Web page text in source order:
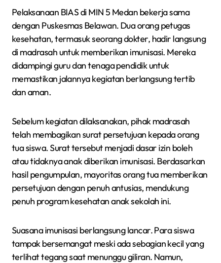
Pelaksanaan BIAS di MIN 5 Medan bekerja sama
dengan Puskesmas Belawan. Dua orang petugas
kesehatan, termasuk seorang dokter, hadir langsung
di madrasah untuk memberikan imunisasi. Mereka
didampingi guru dan tenaga pendidik untuk
memastikan jalannya kegiatan berlangsung tertib
dan aman.
Sebelum kegiatan dilaksanakan, pihak madrasah
telah membagikan surat persetujuan kepada orang
tua siswa. Surat tersebut menjadi dasar izin boleh
atau tidaknya anak diberikan imunisasi. Berdasarkan
hasil pengumpulan, mayoritas orang tua memberikan
persetujuan dengan penuh antusias, mendukung
penuh program kesehatan anak sekolah ini.
Suasana imunisasi berlangsung lancar. Para siswa
tampak bersemangat meski ada sebagian kecil yang
terlihat tegang saat menunggu giliran. Namun,